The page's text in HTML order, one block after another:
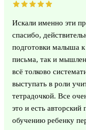
Искали именно эти
спасибо,
подготовки малыша к
письма, так и
всё толково
выступать в роли
тетрадочкой. Все
это и есть
обучению ребенку